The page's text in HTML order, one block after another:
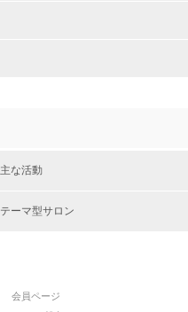
主な活動
テーマ型サロン
会員ページ